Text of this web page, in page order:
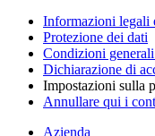
Informazioni legali
Protezione dei dati
Condizioni
Dichiarazione di
Impostazioni sulla
Annullare qui i
Azienda